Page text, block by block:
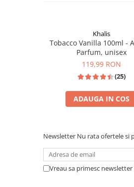
Oferta Saptamanii
Mai Multe >>
Parfumuri Clona Originale
Khalis
Tobacco Vanilla 100ml -
Parfum, unisex
119,99 RON
(25)
ADAUGA IN COS
Newsletter Nu rata ofertele si
Vreau sa primesc